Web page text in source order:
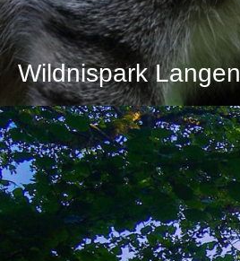
Wildnispark